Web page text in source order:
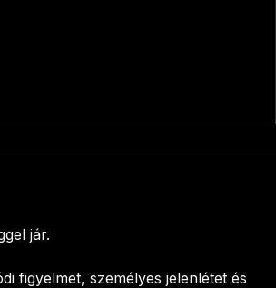
jár.
figyelmet, személyes jelenlétet és